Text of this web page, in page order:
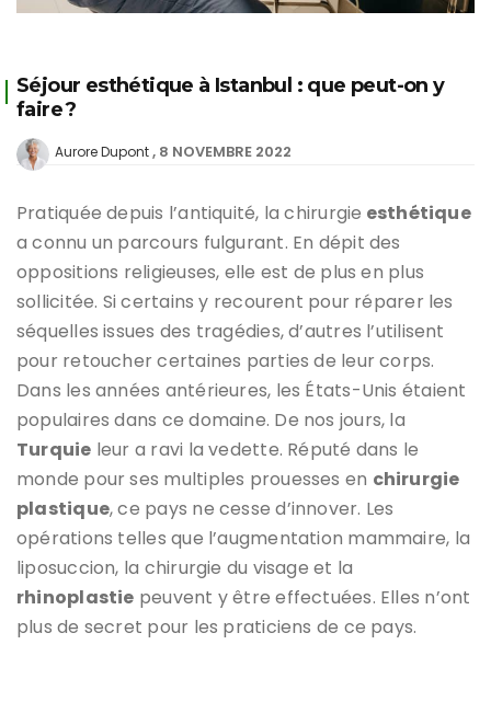
Séjour esthétique à Istanbul : que peut-on y
faire ?
Aurore Dupont 8 NOVEMBRE 2022
Pratiquée depuis l’antiquité, la chirurgie esthétique
a connu un parcours fulgurant. En dépit des
oppositions religieuses, elle est de plus en plus
sollicitée. Si certains y recourent pour réparer les
séquelles issues des tragédies, d’autres l’utilisent
pour retoucher certaines parties de leur corps.
Dans les années antérieures, les États-Unis étaient
populaires dans ce domaine. De nos jours, la
Turquie leur a ravi la vedette. Réputé dans le
monde pour ses multiples prouesses en chirurgie
plastique, ce pays ne cesse d’innover. Les
opérations telles que l’augmentation mammaire, la
liposuccion, la chirurgie du visage et la
rhinoplastie peuvent y être effectuées. Elles n’ont
plus de secret pour les praticiens de ce pays.